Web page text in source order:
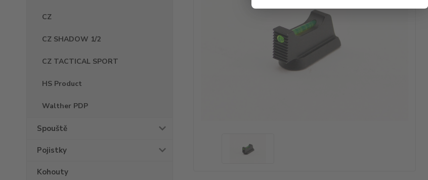
CZ
CZ SHADOW 1/2
CZ TACTICAL SPORT
HS Product
Walther PDP
Spouště
Pojistky
Kohouty